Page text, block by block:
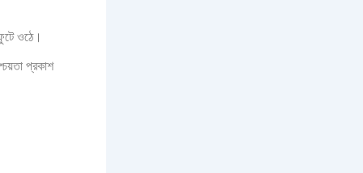
ওঠে।
প্রকাশ